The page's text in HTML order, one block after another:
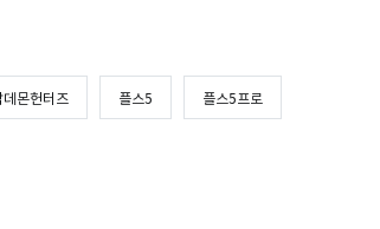
몬헌터즈 플스5 플스5프로